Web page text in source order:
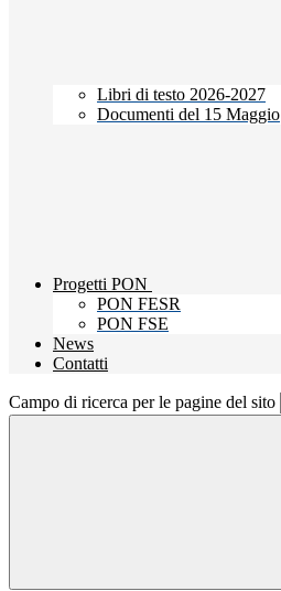
Libri di testo 2026-2027
Documenti del 15 Maggio
Progetti PON
PON FESR
PON FSE
News
Contatti
Campo di ricerca per le pagine del sito